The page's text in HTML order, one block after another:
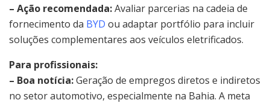
– Ação recomendada:Avaliar parcerias na cadeia de
fornecimento da BYD ou adaptar portfólio para incluir
soluções complementares aos veículos eletrificados.
Para profissionais:
– Boa notícia:Geração de empregos diretos e indiretos
no setor automotivo, especialmente na Bahia. A meta